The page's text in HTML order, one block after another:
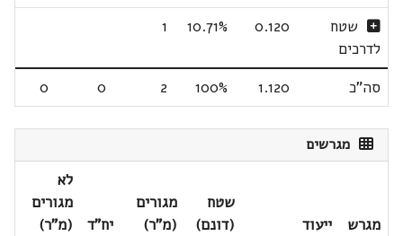
שטח
לדרכים
0.120
10.71%
1
סה"כ 1.120
100%
2
0
0
מגרשים
מגרש ייעוד
שטח
(דונם)
מגורים
(מ"ר)
יח"ד
לא
מגורים
(מ"ר)